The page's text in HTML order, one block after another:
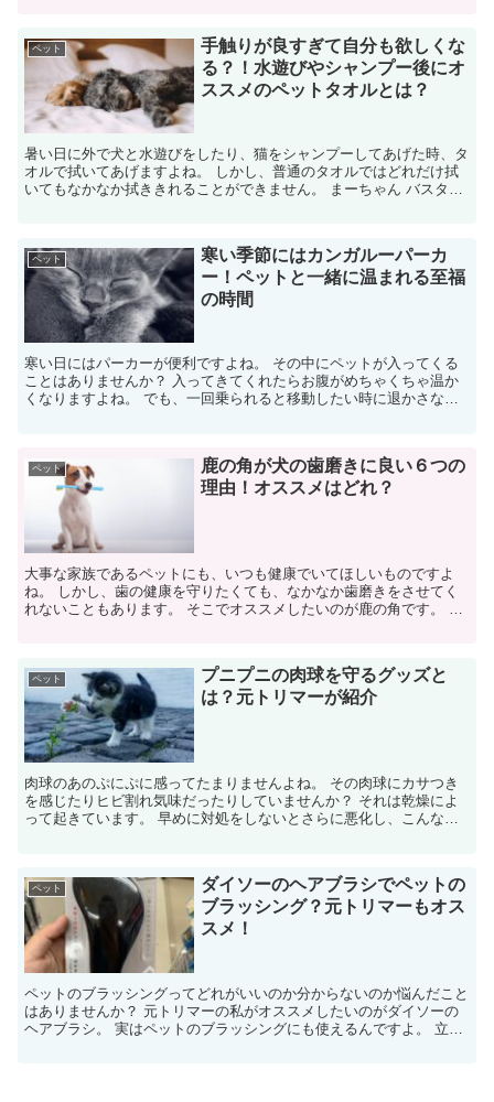
ペット
手触りが良すぎて自分も欲しくな
る？！水遊びやシャンプー後にオ
ススメのペットタオルとは？
暑い日に外で犬と水遊びをしたり、猫をシャンプーしてあげた時、タ
オルで拭いてあげますよね。 しかし、普通のタオルではどれだけ拭
いてもなかなか拭ききれることができません。 まーちゃん バスタオ
ペット
寒い季節にはカンガルーパーカ
ー！ペットと一緒に温まれる至福
の時間
寒い日にはパーカーが便利ですよね。 その中にペットが入ってくる
ことはありませんか？ 入ってきてくれたらお腹がめちゃくちゃ温か
くなりますよね。 でも、一回乗られると移動したい時に退かさない
ペット
鹿の角が犬の歯磨きに良い６つの
理由！オススメはどれ？
大事な家族であるペットにも、いつも健康でいてほしいものですよ
ね。 しかし、歯の健康を守りたくても、なかなか歯磨きをさせてく
れないこともあります。 そこでオススメしたいのが鹿の角です。 お
ペット
プニプニの肉球を守るグッズと
は？元トリマーが紹介
肉球のあのぷにぷに感ってたまりませんよね。 その肉球にカサつき
を感じたりヒビ割れ気味だったりしていませんか？ それは乾燥によ
って起きています。 早めに対処をしないとさらに悪化し、こんなこ
ペット
ダイソーのヘアブラシでペットの
ブラッシング？元トリマーもオス
スメ！
ペットのブラッシングってどれがいいのか分からないのか悩んだこと
はありませんか？ 元トリマーの私がオススメしたいのがダイソーの
ヘアブラシ。 実はペットのブラッシングにも使えるんですよ。 立体